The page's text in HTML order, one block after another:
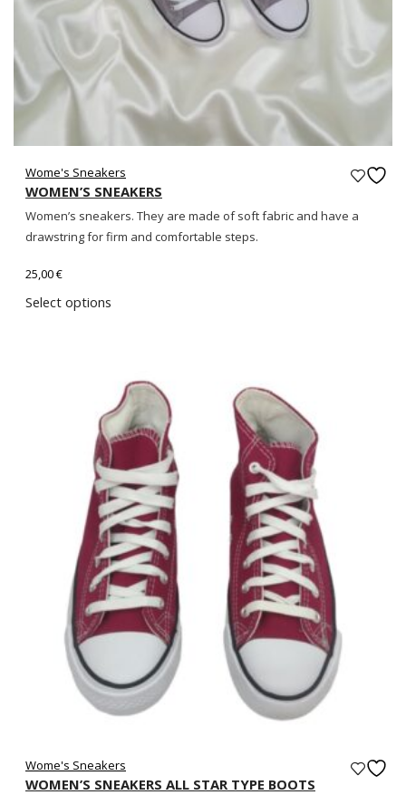
Wome's Sneakers
WOMEN’S SNEAKERS
Women’s sneakers. They are made of soft fabric and have a
drawstring for firm and comfortable steps.
25,00€
Select options
Wome's Sneakers
WOMEN’S SNEAKERS ALL STAR TYPE BOOTS